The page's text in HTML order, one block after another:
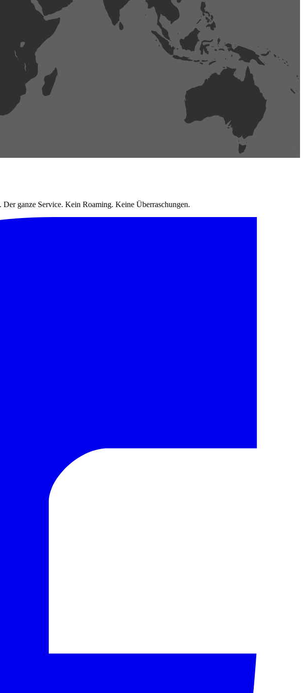
ganze Service. Kein Roaming. Keine Überraschungen.